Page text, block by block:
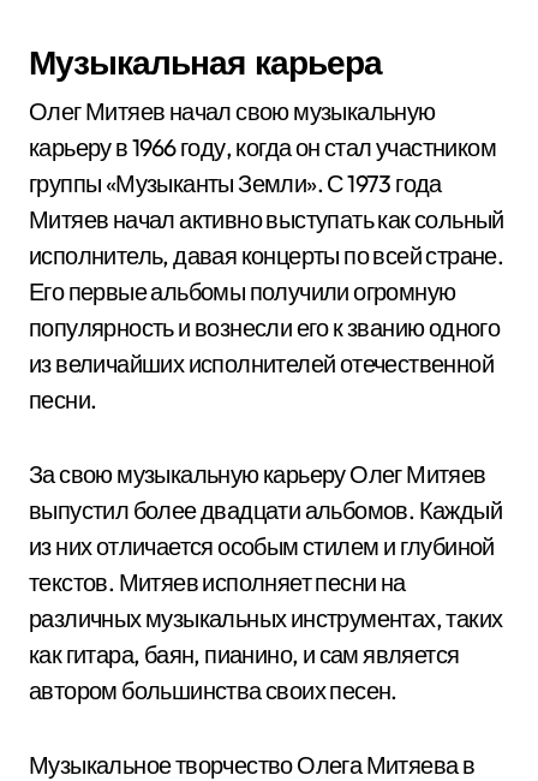
Музыкальная карьера
Олег Митяев начал свою музыкальную
карьеру в 1966 году, когда он стал участником
группы «Музыканты Земли». С 1973 года
Митяев начал активно выступать как сольный
исполнитель, давая концерты по всей стране.
Его первые альбомы получили огромную
популярность и вознесли его к званию одного
из величайших исполнителей отечественной
песни.
За свою музыкальную карьеру Олег Митяев
выпустил более двадцати альбомов. Каждый
из них отличается особым стилем и глубиной
текстов. Митяев исполняет песни на
различных музыкальных инструментах, таких
как гитара, баян, пианино, и сам является
автором большинства своих песен.
Музыкальное творчество Олега Митяева в